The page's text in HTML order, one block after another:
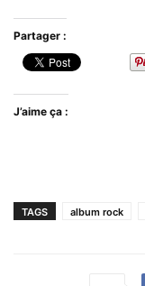
Partager :
J’aime ça :
TAGS album rock